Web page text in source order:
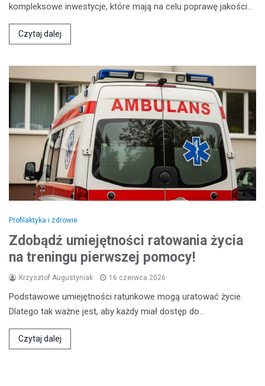
kompleksowe inwestycje, które mają na celu poprawę jakości…
Czytaj dalej
Profilaktyka i zdrowie
Zdobądź umiejętności ratowania życia
na treningu pierwszej pomocy!
Krzysztof Augustyniak 16 czerwca 2026
Podstawowe umiejętności ratunkowe mogą uratować życie.
Dlatego tak ważne jest, aby każdy miał dostęp do…
Czytaj dalej